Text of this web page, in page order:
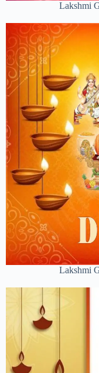
Lakshmi
Lakshmi